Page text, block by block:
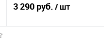
3 290 руб. / шт